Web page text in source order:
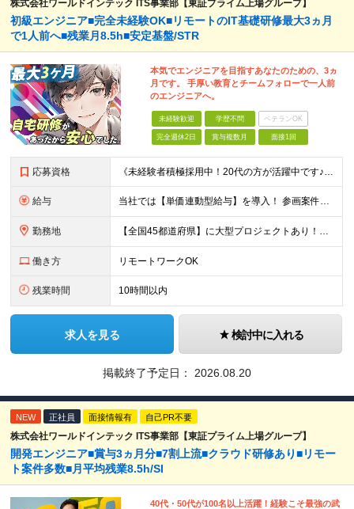
株式会社ワールドインテック ITS事業部【東証プライム上場グループ】
初級エンジニア■完全未経験OK■リモートのIT基礎研修最大3ヵ月
で1人前へ■残業月8.5h■安定基盤/STR
本気でエンジニアを目指すあなたのための、3ヵ
月です。 手厚い教育とチームフォローで一人前
のエンジニアへ。
未経験歓迎 学歴不問 ベテランOK
完全週休2日 賞与複数月 面接1回
応募資格 《未経験者積極採用中！20代の方が活躍中です♪》 ◎約4割が実務未経験入社！ ■学歴・職歴は一切問いません！ ■第二新卒の方もお気軽にご相談ください♪ ■入社してから数年は、転勤の可能性があります
給与 当社では【単価連動型給与】を導入！ 参画案件の契約単価に連動して給与が決定。 還元率は単価の【70％～80％】と東証プライム上場グループとして高水準です！（社会保険料・教育コスト含む） ■関東：月給
勤務地 【全国45都道府県】に大型プロジェクトあり！※ 四国・沖縄を除く 主要勤務地： 北海道/宮城県/栃木県/埼玉県/千葉県/東京都/神奈川県/愛知県/大阪府/京都府/兵庫県/広島県/福岡県/熊本県 ※勤
働き方 リモートワークOK
残業時間 10時間以内
求人を見る 検討中に入れる
掲載終了予定日： 2026.08.20
NEW 正社員 面接情報有 自己PR不要
株式会社ワールドインテック ITS事業部【東証プライム上場グループ】
開発エンジニア■賞与3ヵ月分■7割上流■クラウド研修あり■リモー
ト案件多数■月平均残業8.5h/SI
40代・50代が100名以上活躍！経験こそ最強の武